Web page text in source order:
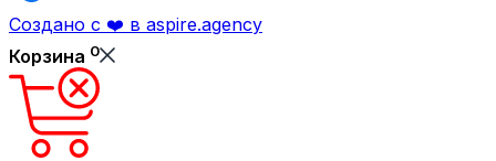
Создано с ❤️ в aspire.agency
Корзина 0